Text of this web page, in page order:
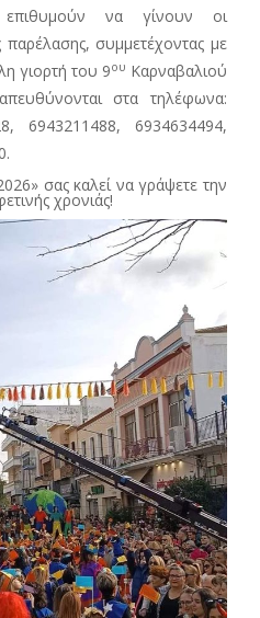
να γίνουν οι
παρέλασης, συμμετέχοντας με
γιορτή του 9ου Καρναβαλιού
στα τηλέφωνα:
6934634494,
σας καλεί να γράψετε την
χρονιάς!